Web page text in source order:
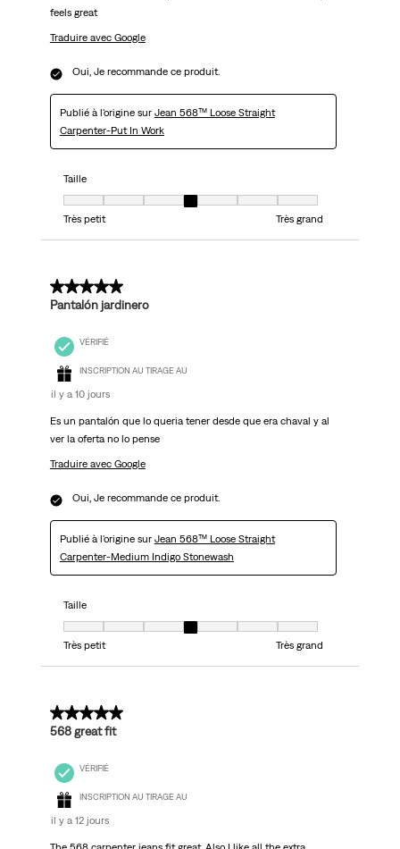
feels great
Traduire avec Google
Oui, Je recommande ce produit.
Publié à l'origine sur Jean 568™ Loose Straight
Carpenter-Put In Work
Taille
Taille, 4 sur 7, où 1 est égal à Très petit et 7 est égal à Très grand
Très petit
Très grand
5 sur 5 étoiles.
Pantalón jardinero
VÉRIFIÉ
INSCRIPTION AU TIRAGE AU
il y a 10 jours
Es un pantalón que lo queria tener desde que era chaval y al
ver la oferta no lo pense
Traduire avec Google
Oui, Je recommande ce produit.
Publié à l'origine sur Jean 568™ Loose Straight
Carpenter-Medium Indigo Stonewash
Taille
Taille, 4 sur 7, où 1 est égal à Très petit et 7 est égal à Très grand
Très petit
Très grand
5 sur 5 étoiles.
568 great fit
VÉRIFIÉ
INSCRIPTION AU TIRAGE AU
il y a 12 jours